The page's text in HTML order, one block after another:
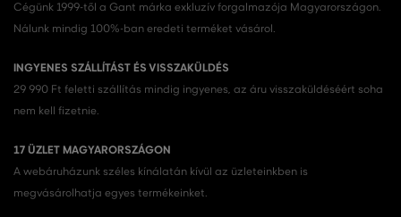
Cégünk 1999-től a Gant márka exkluzív forgalmazója Magyarországon.
Nálunk mindig 100%-ban eredeti terméket vásárol.
INGYENES SZÁLLÍTÁST ÉS VISSZAKÜLDÉS
29 990 Ft feletti szállítás mindig ingyenes, az áru visszaküldéséért soha
nem kell fizetnie.
17 ÜZLET MAGYARORSZÁGON
A webáruházunk széles kínálatán kívül az üzleteinkben is
megvásárolhatja egyes termékeinket.